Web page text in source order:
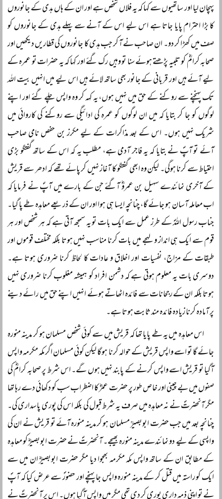
پہچان لیا اور ساتھیوں سے کہا کہ یہ فلاں شخص ہے اور ان کے ہاں ہدی کے جانوروں
کا بڑا احترام پایا جاتا ہے اس لیے اس کے آنے سے پہلے ہدی کے جانوروں کو
صف میں کھڑا کر دو۔ ان صاحب نے آ کر جب ہدی کا جانوروں کی قطاریں دیکھیں اور
صحابہ کرامؓ کو تلبیہ پڑھتے ہوئے سنا تو وہیں رک گئے اور کہا کہ یہ حضرات تو عمرہ کے
لیے آئے ہیں اور قربانی کے جانور بھی ساتھ لائے ہیں اس لیے میں انہیں بیت اللہ
تک پہنچنے سے روکنے کے حق میں نہیں ہوں، یہ کہہ کر وہ واپس چلے گئے اور اپنے
لوگوں کو جا کر بتایا کہ میں ان لوگوں کو عمرہ کی ادائیگی سے روکنے کی کاروائی میں
شریک نہیں ہوں۔ اس کے بعد مذاکرات کے لیے مکرز بن حفص نامی صاحب
آئے تو آپؐ نے بتایا کہ یہ فاجر آدمی ہے، مطلب یہ کہ اس کے ساتھ گفتگو بڑی
احتیاط سے کرنا ہوگی۔ لیکن وہ ابھی گفتگو کا آغاز نہیں کر پائے تھے کہ ادھر سے قریش
کے آخری نمائندے سہیل بن عمروؓ آگئے جن کے بارے میں آپؐ نے فرمایا کہ
اب معاملہ آسان ہو جائے گا، چنانچہ ایسا ہی ہوا اور ان کے ذریعے معاہدہ طے پا گیا۔
جناب رسول اللہؐ کے طرز عمل سے ایک بات تو یہ سمجھ آتی ہے کہ ہر شخص اور ہر
قوم سے ایک ہی انداز و لہجے میں بات کرنا مناسب نہیں ہوتا بلکہ مختلف قوموں اور
طبقات کے مزاج، نفسیات اور اخلاق و عادات کا لحاظ کرنا ضروری ہوتا ہے۔
دوسری بات یہ معلوم ہوتی ہے کہ دشمن افراد کو ہمیشہ مغلوب کرنا ضروری نہیں
ہوتا بلکہ ان کے رجحانات سے فائدہ اٹھاتے ہوئے انہیں اپنے حق میں رائے دینے
پر آمادہ کرنا زیادہ فائدہ مند ثابت ہوتا ہے۔
اس معاہدہ میں یہ طے پایا تھا کہ قریش میں سے کوئی شخص مسلمان ہو کر مدینہ منورہ
جائے گا تو اسے واپس قریش کے حوالہ کرنا ہوگا لیکن کوئی مسلمان اگر مکہ مکرمہ واپس
آگیا تو قریش اسے واپس کرنے کے پابند نہیں ہوں گے۔ اس شرط پر صحابہ کرامؓ کی
صفوں میں بے چینی اور خاص طور پر حضرت عمرؓ کا اضطراب سب کو دکھائی دے رہا تھا
مگر آنحضرتؐ نے نہ معاہدہ میں صرف یہ شرط قبول کی بلکہ اس کی پوری پاسداری کی۔
چنانچہ بعد میں جب حضرت ابوبصیرؒ مسلمان ہو کر مدینہ منورہ آئے تو قریش نے ان کی
واپسی کے لیے دو نمائندے مدینہ منورہ بھیجے۔ آنحضرتؐ نے حضرت ابوبصیرؓ کو معاہدہ
کے مطابق ان کے ساتھ واپس مکہ مکرمہ بھجوا دیا مگر حضرت ابوبصیرؓ ان میں سے
ایک کو راستہ میں قتل کر کے مدینہ منورہ واپس جا پہنچے اور حضورؐ سے عرض کیا کہ آپؐ